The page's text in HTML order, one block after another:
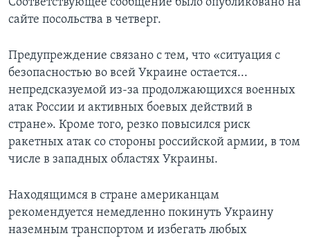
Соответствующее сообщение было опубликовано на
сайте посольства в четверг.
Предупреждение связано с тем, что «ситуация с
безопасностью во всей Украине остается...
непредсказуемой из-за продолжающихся военных
атак России и активных боевых действий в
стране». Кроме того, резко повысился риск
ракетных атак со стороны российской армии, в том
числе в западных областях Украины.
Находящимся в стране американцам
рекомендуется немедленно покинуть Украину
наземным транспортом и избегать любых